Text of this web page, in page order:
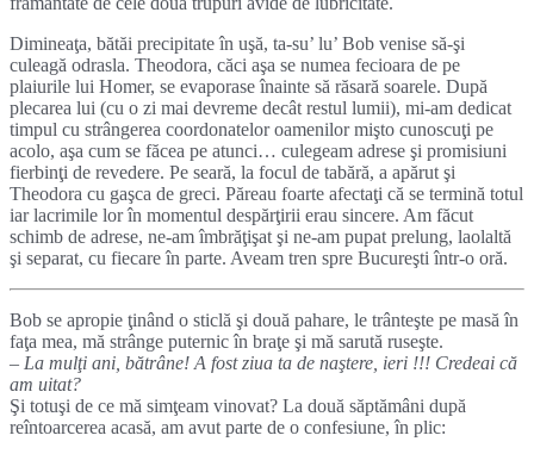
Dimineaţa, bătăi precipitate în uşă, ta-su’ lu’ Bob venise să-şi
culeagă odrasla. Theodora, căci aşa se numea fecioara de pe
plaiurile lui Homer, se evaporase înainte să răsară soarele. După
plecarea lui (cu o zi mai devreme decât restul lumii), mi-am dedicat
timpul cu strângerea coordonatelor oamenilor mişto cunoscuţi pe
acolo, aşa cum se făcea pe atunci… culegeam adrese şi promisiuni
fierbinţi de revedere. Pe seară, la focul de tabără, a apărut şi
Theodora cu gaşca de greci. Păreau foarte afectaţi că se termină totul
iar lacrimile lor în momentul despărţirii erau sincere. Am făcut
schimb de adrese, ne-am îmbrăţişat şi ne-am pupat prelung, laolaltă
şi separat, cu fiecare în parte. Aveam tren spre Bucureşti într-o oră.
Bob se apropie ţinând o sticlă şi două pahare, le trânteşte pe masă în
faţa mea, mă strânge puternic în braţe şi mă sarută ruseşte.
– La mulţi ani, bătrâne! A fost ziua ta de naştere, ieri !!! Credeai că
am uitat?
Şi totuşi de ce mă simţeam vinovat? La două săptămâni după
reîntoarcerea acasă, am avut parte de o confesiune, în plic: